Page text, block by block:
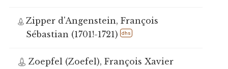
Zipper d'Angenstein, François
Sébastian (1701!-1721)
dhs
Zoepfel (Zoefel), François Xavier